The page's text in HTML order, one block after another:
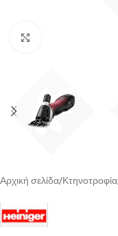
Αρχική σελίδα Κτηνοτροφία